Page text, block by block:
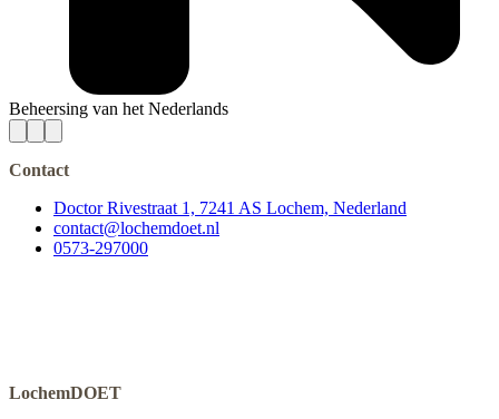
Beheersing van het Nederlands
Contact
Doctor Rivestraat 1, 7241 AS Lochem, Nederland
contact@lochemdoet.nl
0573-297000
LochemDOET